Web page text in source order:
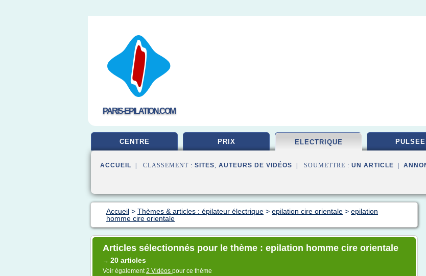
PARIS-EPILATION.COM
CENTRE PRIX ELECTRIQUE PULSEE
ACCUEIL | CLASSEMENT : SITES, AUTEURS DE VIDÉOS | SOUMETTRE : UN ARTICLE
Accueil > Thèmes & articles : épilateur électrique > epilation cire orientale > epilation
homme cire orientale
Articles sélectionnés pour le thème : epilation homme cire orientale
→ 20 articles
Voir également2 Vidéos pour ce thème